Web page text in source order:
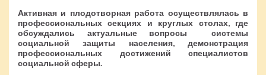
Активная и плодотворная работа осуществлялась в
профессиональных секциях и круглых столах, где
обсуждались актуальные вопросы системы
социальной защиты населения, демонстрация
профессиональных достижений специалистов
социальной сферы.